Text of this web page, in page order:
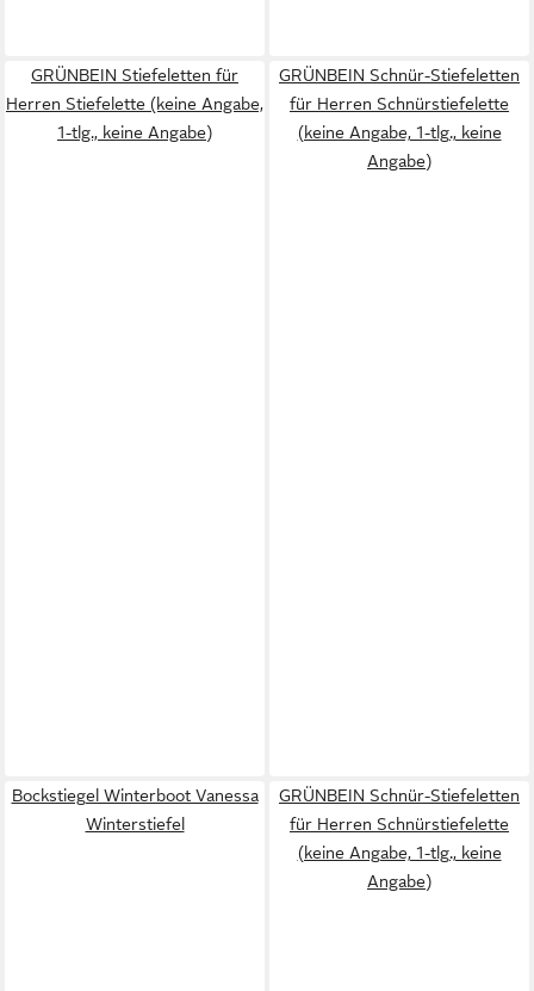
GRÜNBEIN Stiefeletten für
Herren Stiefelette (keine Angabe,
1-tlg., keine Angabe)
GRÜNBEIN Schnür-Stiefeletten
für Herren Schnürstiefelette
(keine Angabe, 1-tlg., keine
Angabe)
Bockstiegel Winterboot Vanessa
Winterstiefel
GRÜNBEIN Schnür-Stiefeletten
für Herren Schnürstiefelette
(keine Angabe, 1-tlg., keine
Angabe)